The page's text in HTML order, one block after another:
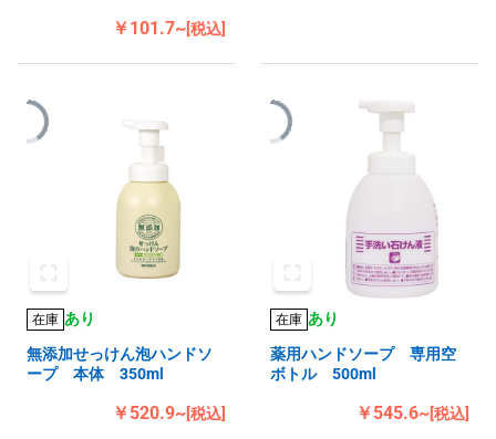
￥101.7~[税込]
在庫 あり
無添加せっけん泡ハンドソ
ープ 本体 350ml
￥520.9~[税込]
在庫 あり
薬用ハンドソープ 専用空
ボトル 500ml
￥545.6~[税込]